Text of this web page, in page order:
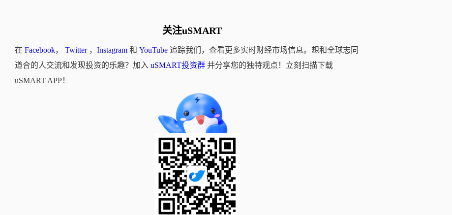
关注uSMART
在 Facebook， Twitter， Instagram 和 YouTube 追踪我们，查看更多实时财经市场信息。想和全球志同
道合的人交流和发现投资的乐趣？加入 uSMART投资群 并分享您的独特观点！立刻扫描下载
uSMART APP！